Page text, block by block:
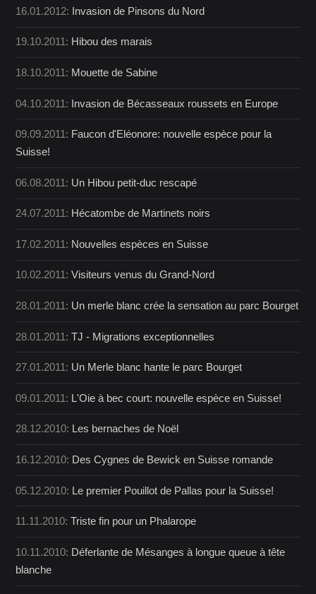
16.01.2012: Invasion de Pinsons du Nord
19.10.2011: Hibou des marais
18.10.2011: Mouette de Sabine
04.10.2011: Invasion de Bécasseaux roussets en Europe
09.09.2011: Faucon d'Eléonore: nouvelle espèce pour la
Suisse!
06.08.2011: Un Hibou petit-duc rescapé
24.07.2011: Hécatombe de Martinets noirs
17.02.2011: Nouvelles espèces en Suisse
10.02.2011:Visiteurs venus du Grand-Nord
28.01.2011: Un merle blanc crée la sensation au parc Bourget
28.01.2011:TJ - Migrations exceptionnelles
27.01.2011: Un Merle blanc hante le parc Bourget
09.01.2011: L'Oie à bec court: nouvelle espèce en Suisse!
28.12.2010: Les bernaches de Noël
16.12.2010: Des Cygnes de Bewick en Suisse romande
05.12.2010: Le premier Pouillot de Pallas pour la Suisse!
11.11.2010:Triste fin pour un Phalarope
10.11.2010: Déferlante de Mésanges à longue queue à tête
blanche